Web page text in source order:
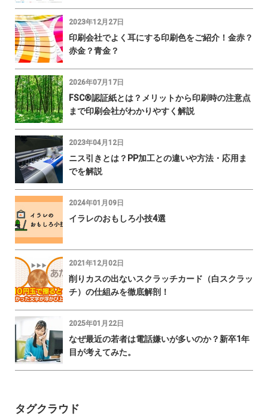
2023年12月27日
印刷会社でよく耳にする印刷色をご紹介！金赤？
赤金？青金？
2026年07月17日
FSC®認証紙とは？メリットから印刷時の注意点
まで印刷会社がわかりやすく解説
2023年04月12日
ニス引きとは？PP加工との違いや方法・応用ま
でを解説
2024年01月09日
イラレのおもしろ小技4選
2021年12月02日
削りカスの出ないスクラッチカード（白スクラッ
チ）の仕組みを徹底解剖！
2025年01月22日
なぜ最近の若者は電話嫌いが多いのか？新卒1年
目が考えてみた。
タグクラウド